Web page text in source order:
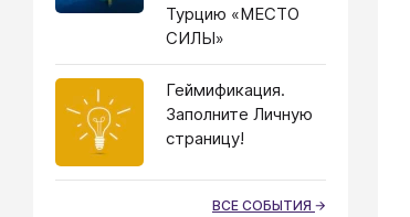
Турцию «МЕСТО
СИЛЫ»
Геймификация.
Заполните Личную
страницу!
ВСЕ СОБЫТИЯ